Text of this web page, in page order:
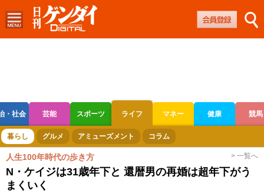
・社会 芸能 スポーツ ライフ マネー 健康 競馬
ボートレース 競輪 オートレース
暮らし グルメ アミューズメント コラム
人生100年時代の歩き方 > 一覧へ
N・ケイジは31歳年下と 還暦男の再婚は超年下がう
まくいく